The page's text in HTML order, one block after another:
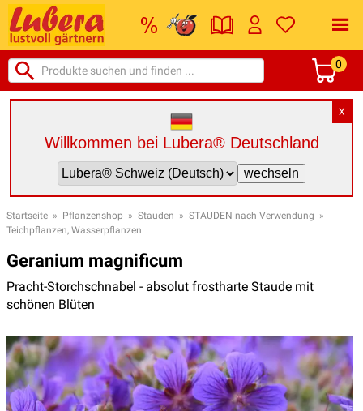
0
X
Willkommen bei Lubera® Deutschland
Startseite » Pflanzenshop » Stauden » STAUDEN nach Verwendung »
Teichpflanzen, Wasserpflanzen
Geranium magnificum
Pracht-Storchschnabel - absolut frostharte Staude mit
schönen Blüten